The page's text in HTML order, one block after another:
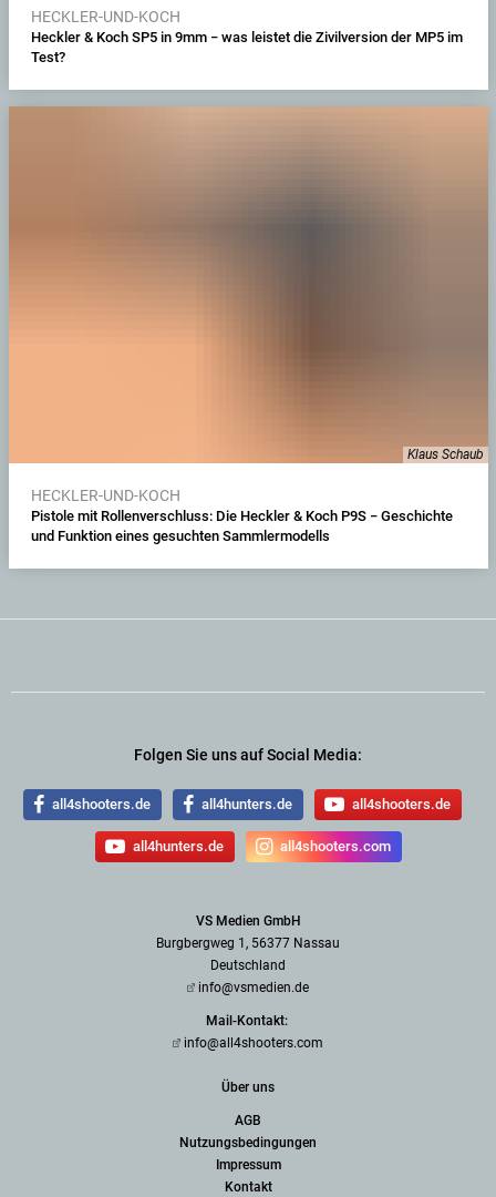
HECKLER-UND-KOCH
Heckler & Koch SP5 in 9mm − was leistet die Zivilversion der MP5 im
Test?
Klaus Schaub
HECKLER-UND-KOCH
Pistole mit Rollenverschluss: Die Heckler & Koch P9S − Geschichte
und Funktion eines gesuchten Sammlermodells
Folgen Sie uns auf Social Media:
all4shooters.de all4hunters.de all4shooters.de
all4hunters.de all4shooters.com
VS Medien GmbH
Burgbergweg 1, 56377 Nassau
Deutschland
info@vsmedien.de
Mail-Kontakt:
info@all4shooters.com
Über uns
AGB
Nutzungsbedingungen
Impressum
Kontakt